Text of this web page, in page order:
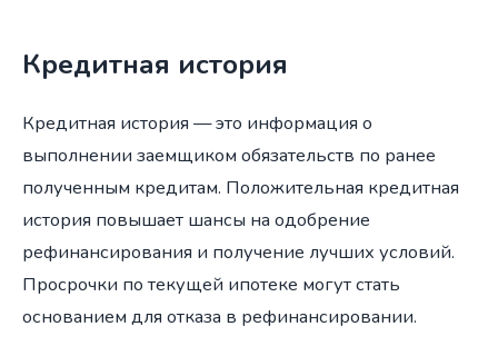
Кредитная история
Кредитная история — это информация о
выполнении заемщиком обязательств по ранее
полученным кредитам. Положительная кредитная
история повышает шансы на одобрение
рефинансирования и получение лучших условий.
Просрочки по текущей ипотеке могут стать
основанием для отказа в рефинансировании.